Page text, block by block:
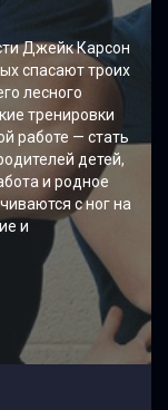
Джейк Карсон
спасают троих
лесного
тренировки
работе — стать
детей,
и родное
с ног на
и